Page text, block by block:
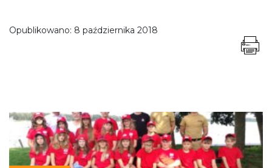
Opublikowano: 8 października 2018